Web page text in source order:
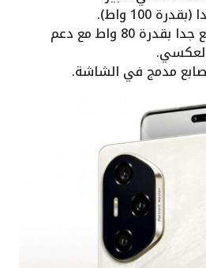
100 واط).
شحن لاسلكي سريع جدا بقدرة 80 واط مع دعم
مدمج في الشاشة.